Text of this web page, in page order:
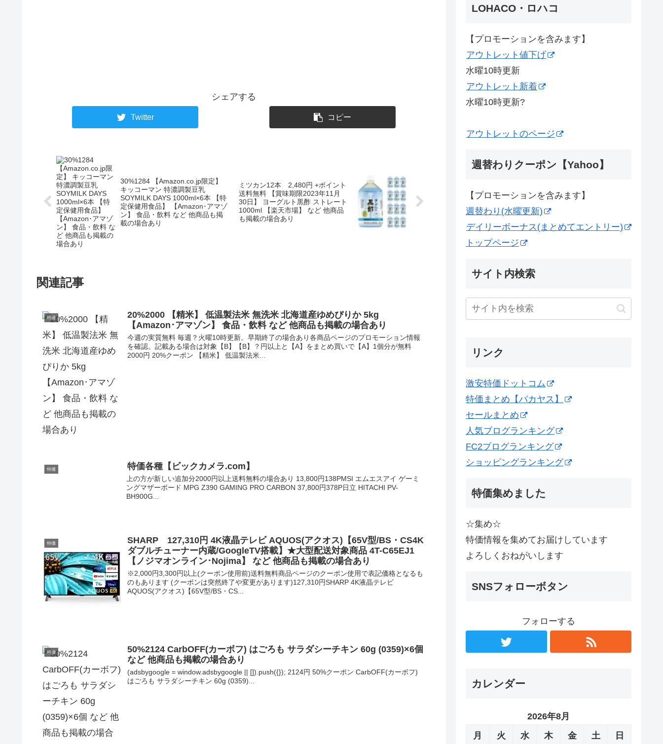
シェアする
Twitter コピー
30%1284 【Amazon.co.jp限定】
キッコーマン 特濃調製豆乳
SOYMILK DAYS 1000ml×6本 【特
定保健用食品】 【Amazon･アマゾ
ン】 食品・飲料 など 他商品も掲
載の場合あり
ミツカン12本 2,480円 +ポイント
送料無料 【賞味期限2023年11月
30日】 ヨーグルト黒酢 ストレート
1000ml 【楽天市場】 など 他商品
も掲載の場合あり
関連記事
特価
20%2000 【精米】 低温製法米 無洗米 北海道産ゆめぴりか 5kg
【Amazon･アマゾン】 食品・飲料 など 他商品も掲載の場合あり
今週の実質無料 毎週？火曜10時更新。早期終了の場合あり各商品ページのプロモーション情報
を確認。記載ある場合は対象【B】【B】？円以上と【A】をまとめ買いで【A】1個分が無料
2000円 20%クーポン 【精米】 低温製法米...
特価 特価各種【ビックカメラ.com】
上の方が新しい追加分2000円以上送料無料の場合あり 13,800円138PMSI エムエスアイ ゲーミ
ングマザーボード MPG Z390 GAMING PRO CARBON 37,800円378P日立 HITACHI PV-
BH900G...
特価
SHARP 127,310円 4K液晶テレビ AQUOS(アクオス)【65V型/BS・CS4K
ダブルチューナー内蔵/GoogleTV搭載】★大型配送対象商品 4T-C65EJ1
【ノジマオンライン･Nojima】 など 他商品も掲載の場合あり
※2,000円3,300円以上(クーポン使用前)送料無料商品ページのクーポン使用で表記価格となるも
のもあります (クーポンは突然終了や変更があります)127,310円SHARP 4K液晶テレビ
AQUOS(アクオス)【65V型/BS・CS...
特価
50%2124 CarbOFF(カーボフ) はごろも サラダシーチキン 60g (0359)×6個
など 他商品も掲載の場合あり
(adsbygoogle = window.adsbygoogle || []).push({}); 2124円 50%クーポン CarbOFF(カーボフ)
はごろも サラダシーチキン 60g (0359)...
LOHACO・ロハコ
【プロモーションを含みます】
アウトレット値下げ
水曜10時更新
アウトレット新着
水曜10時更新?
アウトレットのページ
週替わりクーポン【Yahoo】
【プロモーションを含みます】
週替わり(水曜更新)
デイリーボーナス(まとめてエントリー)
トップページ
サイト内検索
リンク
激安特価ドットコム
特価まとめ【バカヤス】
セールまとめ
人気ブログランキング
FC2ブログランキング
ショッピングランキング
特価集めました
☆集め☆
特価情報を集めてお届けしています
よろしくおねがいします
SNSフォローボタン
フォローする
カレンダー
2026年8月
月
火 水 木 金 土 日